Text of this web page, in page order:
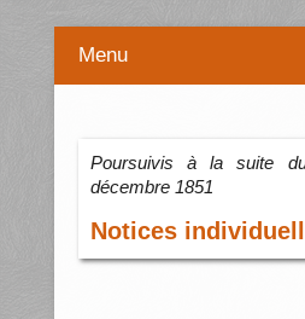
Menu
Poursuivis à la suite
décembre 1851
Notices